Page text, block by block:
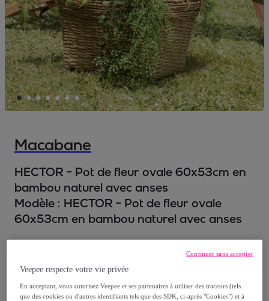
Macabane
HECTOR - Pot de fleur ovale 60x53cm en
bambou naturel avec anses
Modèle : HECTOR - Pot de fleur ovale
60x53cm en bambou naturel avec anses
84
- %
Veepee respecte votre vie privée
En acceptant, vous autorisez Veepee et ses partenaires à utiliser des traceurs (tels
que des cookies ou d'autres identifiants tels que des SDK, ci-après "Cookies") et à
Continuer sans accepter